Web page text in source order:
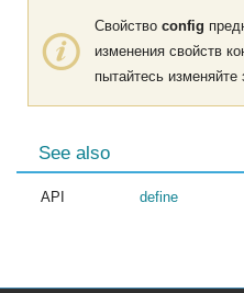
Свойство config
изменения свойств
пытайтесь изменяйте
See also
API define